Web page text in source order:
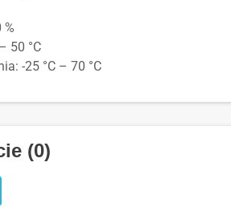
50 °C
-25 °C – 70 °C
(0)